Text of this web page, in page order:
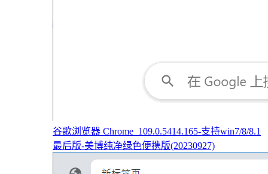
谷歌浏览器 Chrome_109.0.5414.165-支持win7/8/8.1
最后版-美博纯净绿色便携版(20230927)